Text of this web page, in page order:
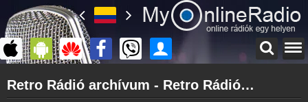
myonlineradio.hu Retro Rádió archívum - Retro Rádió podcasts - Retro Rádió visszahallgatás